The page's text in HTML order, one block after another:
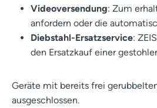
Videoversendung: Zum
anfordern oder die
Diebstahl-Ersatzservice:
den Ersatzkauf einer
Geräte mit bereits frei
ausgeschlossen.